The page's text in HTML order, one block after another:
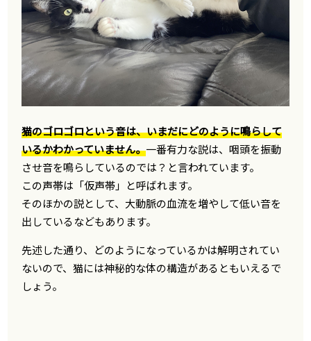
猫のゴロゴロという音は、いまだにどのように鳴らして
いるかわかっていません。一番有力な説は、咽頭を振動
させ音を鳴らしているのでは？と言われています。
この声帯は「仮声帯」と呼ばれます。
そのほかの説として、大動脈の血流を増やして低い音を
出しているなどもあります。
先述した通り、どのようになっているかは解明されてい
ないので、猫には神秘的な体の構造があるともいえるで
しょう。